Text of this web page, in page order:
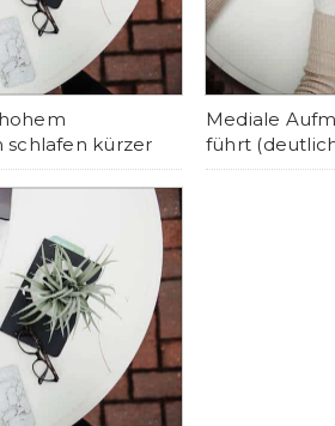
kürzer
Mediale
führt